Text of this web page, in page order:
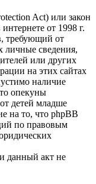
Act) или закон
от 1998 г.
требующий от
личные сведения,
или других
на этих сайтах
наличие
опекуны
детей младше
на то, что phpBB
по правовым
данный акт не